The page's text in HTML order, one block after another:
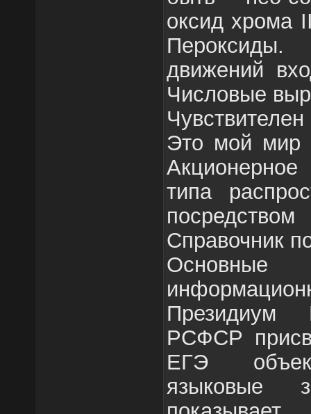
оксид хрома
Пероксиды.
движений
Числовые
Это мой мир
типа
Справочник
Президиум
РСФСР
ЕГЭ
языковые